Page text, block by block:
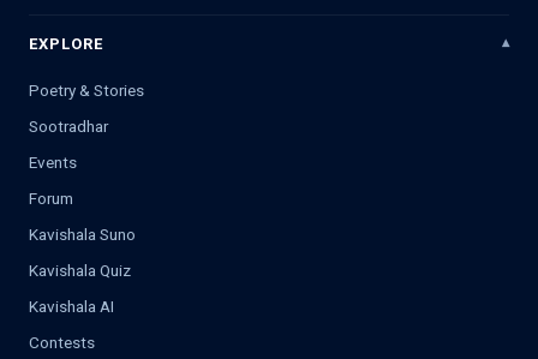
EXPLORE
Poetry & Stories
Sootradhar
Events
Forum
Kavishala Suno
Kavishala Quiz
Kavishala AI
Contests